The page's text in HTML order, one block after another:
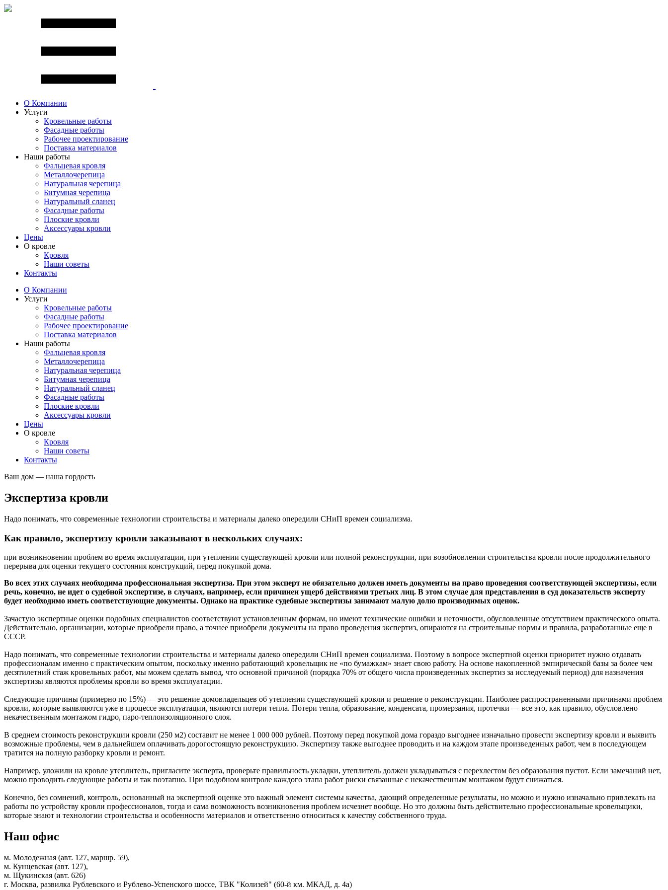
О Компании
Услуги
Кровельные работы
Фасадные работы
Рабочее проектирование
Поставка материалов
Наши работы
Фальцевая кровля
Металлочерепица
Натуральная черепица
Битумная черепица
Натуральный сланец
Фасадные работы
Плоские кровли
Аксессуары кровли
Цены
О кровле
Кровля
Наши советы
Контакты
О Компании
Услуги
Кровельные работы
Фасадные работы
Рабочее проектирование
Поставка материалов
Наши работы
Фальцевая кровля
Металлочерепица
Натуральная черепица
Битумная черепица
Натуральный сланец
Фасадные работы
Плоские кровли
Аксессуары кровли
Цены
О кровле
Кровля
Наши советы
Контакты
Ваш дом — наша гордость
Экспертиза кровли
Надо понимать, что современные технологии строительства и материалы далеко опередили СНиП времен социализма.
Как правило, экспертизу кровли заказывают в нескольких случаях:
при возникновении проблем во время эксплуатации, при утеплении существующей кровли или полной реконструкции, при возобновлении строительства кровли после продолжительного
перерыва для оценки текущего состояния конструкций, перед покупкой дома.
Во всех этих случаях необходима профессиональная экспертиза. При этом эксперт не обязательно должен иметь документы на право проведения соответствующей экспертизы, если
речь, конечно, не идет о судебной экспертизе, в случаях, например, если причинен ущерб действиями третьих лиц. В этом случае для представления в суд доказательств эксперту
будет необходимо иметь соответствующие документы. Однако на практике судебные экспертизы занимают малую долю производимых оценок.
Зачастую экспертные оценки подобных специалистов соответствуют установленным формам, но имеют технические ошибки и неточности, обусловленные отсутствием практического опыта.
Действительно, организации, которые приобрели право, а точнее приобрели документы на право проведения экспертиз, опираются на строительные нормы и правила, разработанные еще в
СССР.
Надо понимать, что современные технологии строительства и материалы далеко опередили СНиП времен социализма. Поэтому в вопросе экспертной оценки приоритет нужно отдавать
профессионалам именно с практическим опытом, поскольку именно работающий кровельщик не «по бумажкам» знает свою работу. На основе накопленной эмпирической базы за более чем
десятилетний стаж кровельных работ, мы можем сделать вывод, что основной причиной (порядка 70% от общего числа произведенных экспертиз за исследуемый период) для назначения
экспертизы являются проблемы кровли во время эксплуатации.
Следующие причины (примерно по 15%) — это решение домовладельцев об утеплении существующей кровли и решение о реконструкции. Наиболее распространенными причинами проблем
кровли, которые выявляются уже в процессе эксплуатации, являются потери тепла. Потери тепла, образование, конденсата, промерзания, протечки — все это, как правило, обусловлено
некачественным монтажом гидро, паро-теплоизоляционного слоя.
В среднем стоимость реконструкции кровли (250 м2) составит не менее 1 000 000 рублей. Поэтому перед покупкой дома гораздо выгоднее изначально провести экспертизу кровли и выявить
возможные проблемы, чем в дальнейшем оплачивать дорогостоящую реконструкцию. Экспертизу также выгоднее проводить и на каждом этапе произведенных работ, чем в последующем
тратится на полную разборку кровли и ремонт.
Например, уложили на кровле утеплитель, пригласите эксперта, проверьте правильность укладки, утеплитель должен укладываться с перехлестом без образования пустот. Если замечаний нет,
можно проводить следующие работы и так поэтапно. При подобном контроле каждого этапа работ риски связанные с некачественным монтажом будут снижаться.
Конечно, без сомнений, контроль, основанный на экспертной оценке это важный элемент системы качества, дающий определенные результаты, но можно и нужно изначально привлекать на
работы по устройству кровли профессионалов, тогда и сама возможность возникновения проблем исчезнет вообще. Но это должны быть действительно профессиональные кровельщики,
которые знают и технологии строительства и особенности материалов и ответственно относиться к качеству собственного труда.
Наш офис
м. Молодежная (авт. 127, маршр. 59),
м. Кунцевская (авт. 127),
м. Щукинская (авт. 626)
г. Москва, развилка Рублевского и Рублево-Успенского шоссе, ТВК "Колизей" (60-й км. МКАД, д. 4а)